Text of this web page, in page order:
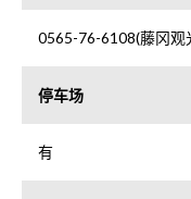
0565-76-6108(藤冈观
停车场
有